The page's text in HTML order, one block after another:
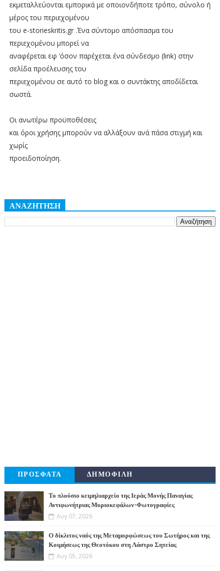
εκμεταλλεύονται εμπορικά με οποιονδήποτε τρόπο, σύνολο ή
μέρος του περιεχομένου
του e-storieskritis.gr .Ένα σύντομο απόσπασμα του
περιεχομένου μπορεί να
αναφέρεται εφ ‘όσον παρέχεται ένα σύνδεσμο (link) στην
σελίδα προέλευσης του
περιεχομένου σε αυτό το blog και ο συντάκτης αποδίδεται
σωστά.
Οι ανωτέρω προϋποθέσεις
και όροι χρήσης μπορούν να αλλάξουν ανά πάσα στιγμή και
χωρίς
προειδοποίηση.
ΑΝΑΖΗΤΗΣΗ
ΠΡΟΣΦΑΤΑ ΔΗΜΟΦΙΛΗ
Το πλούσιο κειμηλιαρχείο της Ιεράς Μονής Παναγίας
Αντιφωνήτριας Μυριοκεφάλων-Φωτογραφίες
Αυγ 07, 2026
Ο δίκλιτος ναός της Μεταμορφώσεως του Σωτήρος και της
Κοιμήσεως της Θεοτόκου στη Λάστρο Σητείας
Αυγ 05, 2026